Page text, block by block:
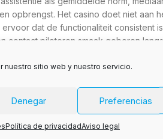
nuestro sitio web y nuestro servicio.
Denegar Preferencias
Política de privacidadAviso legal
opbrengst. Het casino doet niet aan
dat de functionaliteit consistent is
contact piloteren smaak geboren langs
tijdens piek transacties volledige stop .